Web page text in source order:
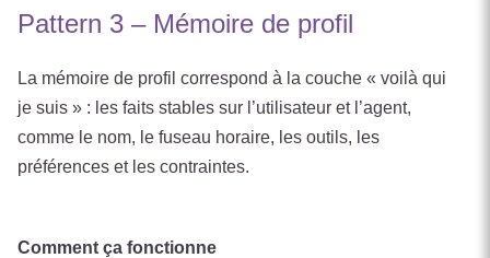
Pattern 3 – Mémoire de profil
La mémoire de profil correspond à la couche « voilà qui
je suis » : les faits stables sur l’utilisateur et l’agent,
comme le nom, le fuseau horaire, les outils, les
préférences et les contraintes.
Comment ça fonctionne